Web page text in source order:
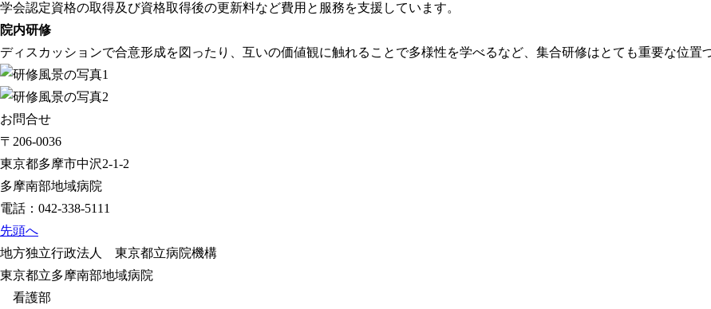
学会認定資格の取得及び資格取得後の更新料など費用と服務を支援しています。
院内研修
ディスカッションで合意形成を図ったり、互いの価値観に触れることで多様性を学べるなど、集合研修はとても重要な位置
お問合せ
〒206-0036
東京都多摩市中沢2-1-2
多摩南部地域病院
電話： 042-338-5111
先頭へ
地方独立行政法人 東京都立病院機構
東京都立多摩南部地域病院
看護部